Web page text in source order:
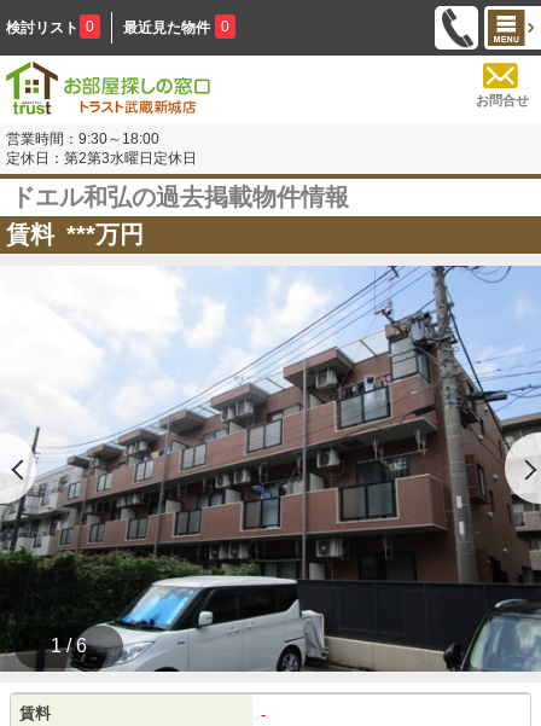
検討リスト 0 最近見た物件 0
お問合せ
営業時間：9:30～18:00
定休日：第2第3水曜日定休日
ドエル和弘の過去掲載物件情報
賃料 ***万円
1 / 6
賃料 -